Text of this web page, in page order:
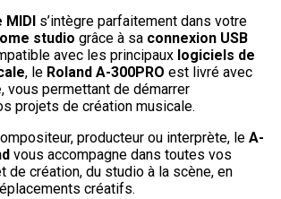
MIDI s’intègre parfaitement dans votre
studio grâce à sa connexion USB
avec les principaux logiciels de
, le Roland A-300PRO est livré avec
, vous permettant de démarrer
projets de création musicale.
producteur ou interprète, le A-
vous accompagne dans toutes vos
de création, du studio à la scène, en
créatifs.